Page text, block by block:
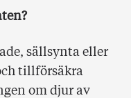
sällsynta eller
tillförsäkra
om djur av